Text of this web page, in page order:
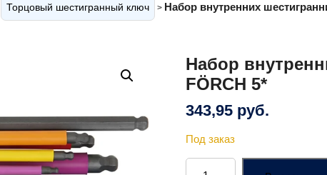
Торцовый шестигранный ключ > Набор внутренних
Набор
FÖRCH 5*
343,95 руб.
Под заказ
Количество
товара